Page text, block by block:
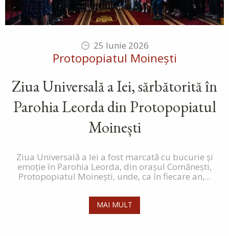
25 Iunie 2026
Protopopiatul Moinești
Ziua Universală a Iei, sărbătorită în
Parohia Leorda din Protopopiatul
Moinești
Ziua Universală a Iei a fost marcată cu bucurie și
emoție în Parohia Leorda, din orașul Comănești,
Protopopiatul Moinești, unde, ca în fiecare an,...
MAI MULT